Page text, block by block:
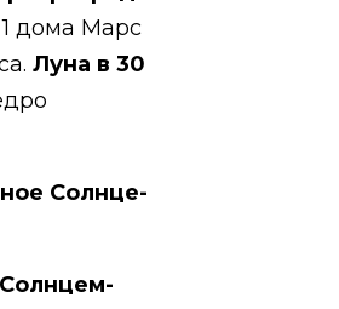
дома Марс
Луна в 30
Солнце-